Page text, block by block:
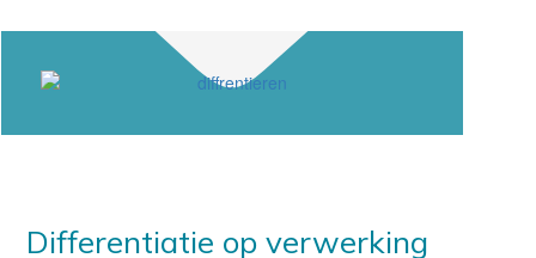
Differentiatie op verwerking